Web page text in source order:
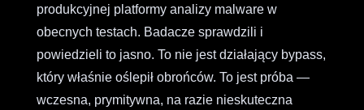
produkcyjnej platformy analizy malware w
obecnych testach. Badacze sprawdzili i
powiedzieli to jasno. To nie jest działający bypass,
który właśnie oślepił obrońców. To jest próba —
wczesna, prymitywna, na razie nieskuteczna